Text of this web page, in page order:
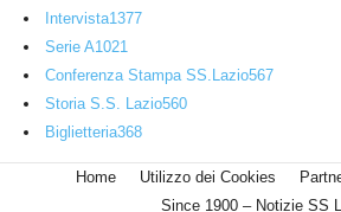
Intervista1377
Serie A1021
Conferenza Stampa SS.Lazio567
Storia S.S. Lazio560
Biglietteria368
Home Utilizzo dei Cookies
Since 1900 – Notizie SS